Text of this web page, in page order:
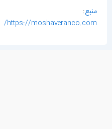
منبع:
https://moshaveranco.com/